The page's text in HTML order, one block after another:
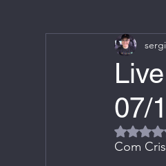
Avatares,
Divulgação
07/
Com